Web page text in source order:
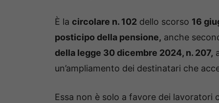
È la circolare n. 102 dello scorso 16
posticipo della pensione, anche
della legge 30 dicembre 2024, n. 207,
un’ampliamento dei destinatari che
Essa non è solo a favore dei